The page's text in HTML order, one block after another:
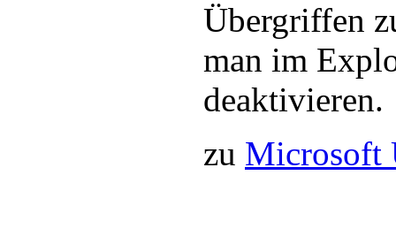
Übergriffen
man im
deaktivieren.
zu Microsoft